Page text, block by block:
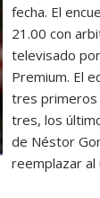
fecha. El
21.00 con
televisado por
Premium. El
tres
tres, los
de Néstor
reemplazar al